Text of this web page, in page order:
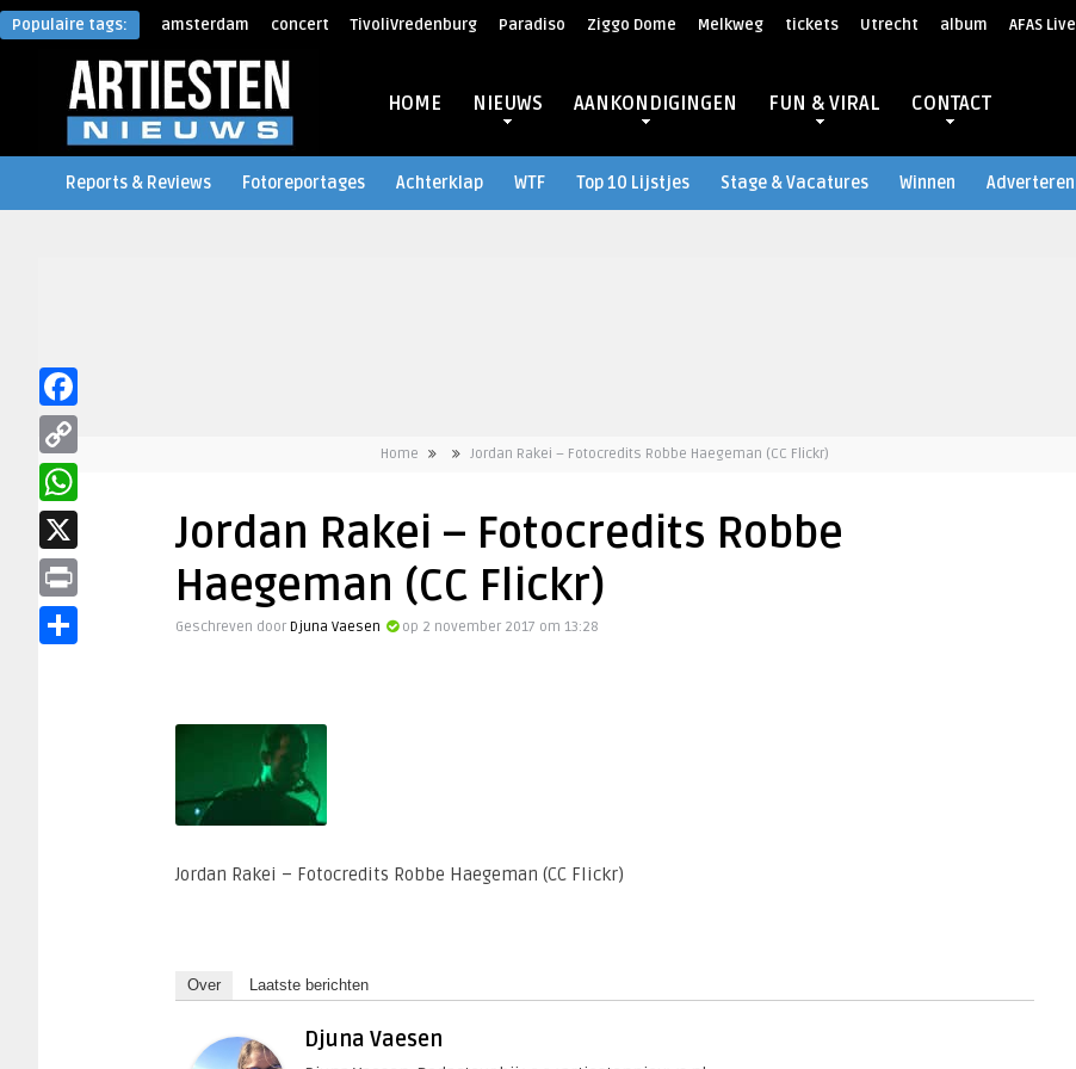
Populaire tags: amsterdam concert TivoliVredenburg Paradiso Ziggo Dome Melkweg tickets Utrecht album AFAS Live
HOME NIEUWS AANKONDIGINGEN FUN & VIRAL CONTACT
Reports & Reviews Fotoreportages Achterklap WTF Top 10 Lijstjes Stage & Vacatures Winnen Adverteren
Home Jordan Rakei – Fotocredits Robbe Haegeman (CC Flickr)
Jordan Rakei – Fotocredits Robbe
Haegeman (CC Flickr)
Geschreven door Djuna Vaesen op 2 november 2017 om 13:28
Jordan Rakei – Fotocredits Robbe Haegeman (CC Flickr)
Over Laatste berichten
Djuna Vaesen
Facebook
Copy
Link
WhatsApp
X
Print